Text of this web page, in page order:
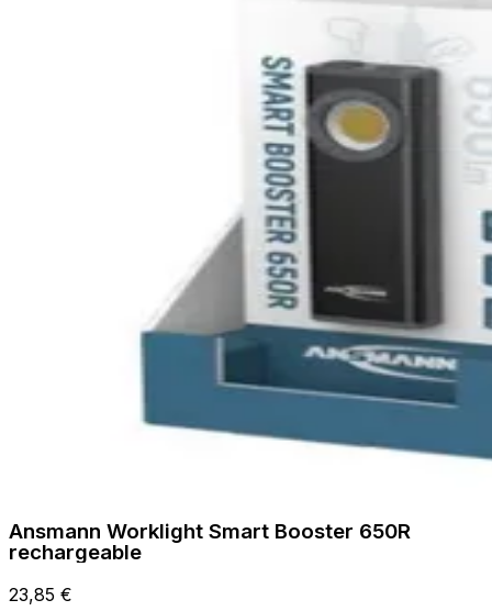
Ansmann Worklight Smart Booster 650R
rechargeable
23,85 €